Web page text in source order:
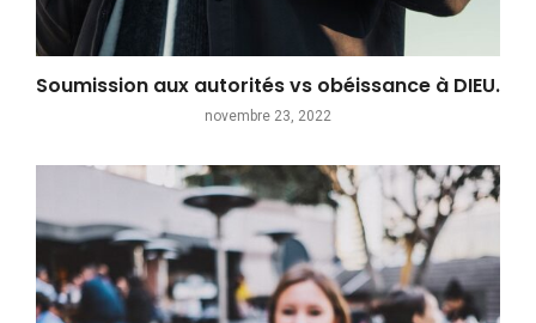
Soumission aux autorités vs obéissance à DIEU.
novembre 23, 2022